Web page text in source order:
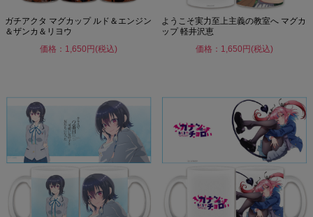
ガチアクタ マグカップ ルド＆エンジン
＆ザンカ＆リヨウ
価格：1,650円(税込)
ようこそ実力至上主義の教室へ マグカ
ップ 軽井沢恵
価格：1,650円(税込)